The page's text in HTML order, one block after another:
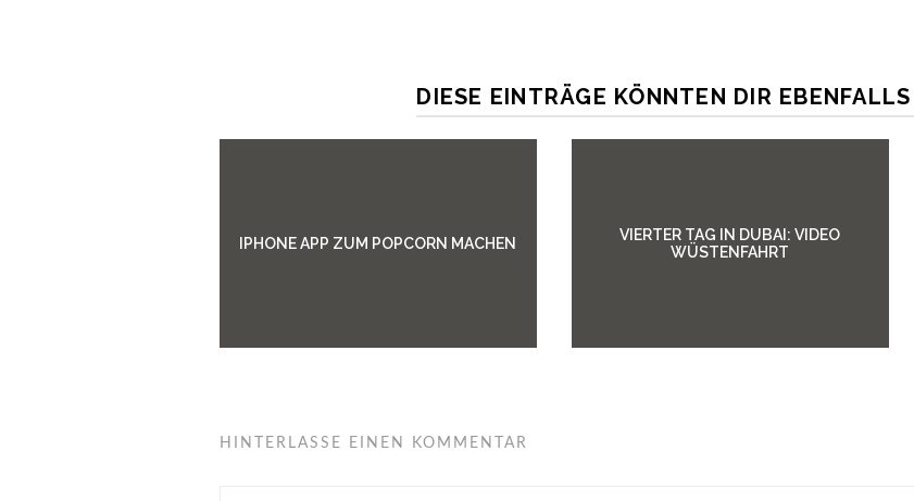
DIESE EINTRÄGE KÖNNTEN DIR
IPHONE APP ZUM POPCORN MACHEN
VIERTER TAG IN DUBAI: VIDEO
WÜSTENFAHRT
HINTERLASSE EINEN KOMMENTAR